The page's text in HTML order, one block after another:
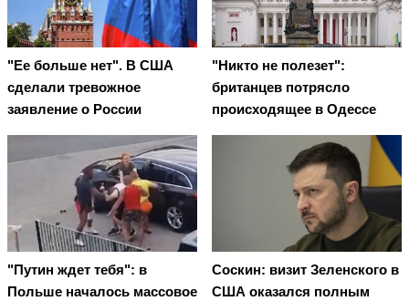
"Ее больше нет". В США
сделали тревожное
заявление о России
"Никто не полезет":
британцев потрясло
происходящее в Одессе
"Путин ждет тебя": в
Польше началось массовое
Соскин: визит Зеленского в
США оказался полным